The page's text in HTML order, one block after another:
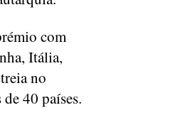
com
Itália,
no
40 países.